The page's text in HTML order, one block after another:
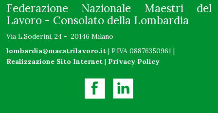
Federazione Nazionale Maestri del
Lavoro - Consolato della Lombardia
Via L.Soderini, 24 - 20146 Milano
lombardia@maestrilavoro.it | P.IVA 08876350961 |
Realizzazione Sito Internet | Privacy Policy